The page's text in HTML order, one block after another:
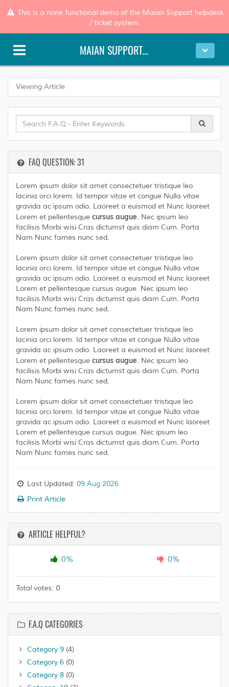
This is a none functional demo of the Maian Support helpdesk
/ ticket system.
MAIAN SUPPORT DEMO
Viewing Article
FAQ QUESTION: 31
Lorem ipsum dolor sit amet consectetuer tristique leo
lacinia orci lorem. Id tempor vitae et congue Nulla vitae
gravida ac ipsum odio. Laoreet a euismod et Nunc laoreet
Lorem et pellentesque cursus augue. Nec ipsum leo
facilisis Morbi wisi Cras dictumst quis diam Cum. Porta
Nam Nunc fames nunc sed.
Lorem ipsum dolor sit amet consectetuer tristique leo
lacinia orci lorem. Id tempor vitae et congue Nulla vitae
gravida ac ipsum odio. Laoreet a euismod et Nunc laoreet
Lorem et pellentesque cursus augue. Nec ipsum leo
facilisis Morbi wisi Cras dictumst quis diam Cum. Porta
Nam Nunc fames nunc sed.
Lorem ipsum dolor sit amet consectetuer tristique leo
lacinia orci lorem. Id tempor vitae et congue Nulla vitae
gravida ac ipsum odio. Laoreet a euismod et Nunc laoreet
Lorem et pellentesque cursus augue. Nec ipsum leo
facilisis Morbi wisi Cras dictumst quis diam Cum. Porta
Nam Nunc fames nunc sed.
Lorem ipsum dolor sit amet consectetuer tristique leo
lacinia orci lorem. Id tempor vitae et congue Nulla vitae
gravida ac ipsum odio. Laoreet a euismod et Nunc laoreet
Lorem et pellentesque cursus augue. Nec ipsum leo
facilisis Morbi wisi Cras dictumst quis diam Cum. Porta
Nam Nunc fames nunc sed.
Last Updated: 09 Aug 2026
Print Article
ARTICLE HELPFUL?
0% 0%
Total votes: 0
F.A.Q CATEGORIES
Category 9 (4)
Category 6 (0)
Category 8 (0)